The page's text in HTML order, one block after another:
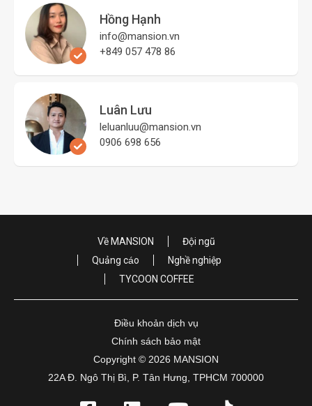
Hồng Hạnh
info@mansion.vn
+849 057 478 86
Luân Lưu
leluanluu@mansion.vn
0906 698 656
Về MANSION
Đội ngũ
Quảng cáo
Nghề nghiệp
TYCOON COFFEE
Điều khoản dịch vụ
Chính sách bảo mật
Copyright © 2026 MANSION
22A Đ. Ngô Thị Bì, P. Tân Hưng, TPHCM 700000